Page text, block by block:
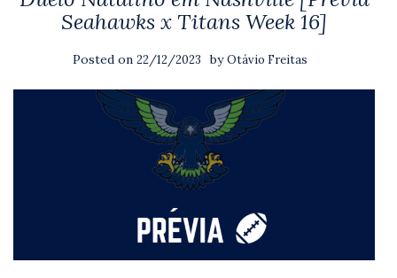
Seahawks x Titans Week 16]
Posted on 22/12/2023 byOtávio Freitas